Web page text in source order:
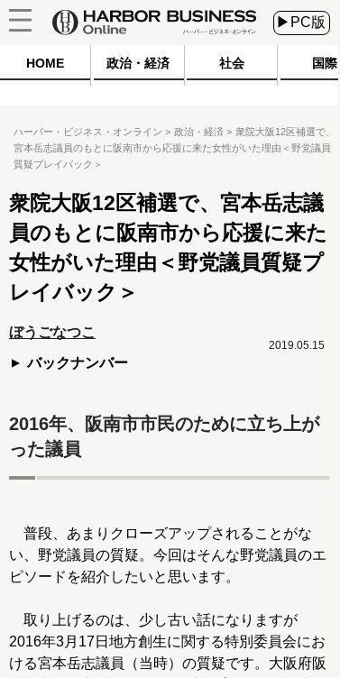
▶PC版
HOME 政治・経済 社会 国際
ハーバー・ビジネス・オンライン 政治・経済
衆院大阪12区補選で、
宮本岳志議員のもとに阪南市から応援に来た女性がいた理由＜野党議員
質疑プレイバック＞
衆院大阪12区補選で、宮本岳志議
員のもとに阪南市から応援に来た
女性がいた理由＜野党議員質疑プ
レイバック＞
ぼうごなつこ
バックナンバー
2019.05.15
2016年、阪南市市民のために立ち上が
った議員
普段、あまりクローズアップされることがな
い、野党議員の質疑。今回はそんな野党議員のエ
ピソードを紹介したいと思います。
取り上げるのは、少し古い話になりますが
2016年3月17日地方創生に関する特別委員会にお
ける宮本岳志議員（当時）の質疑です。大阪府阪